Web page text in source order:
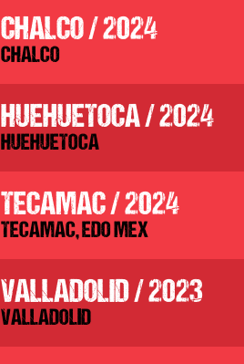
CHALCO / 2024
CHALCO
HUEHUETOCA / 2024
HUEHUETOCA
TECAMAC / 2024
TECAMAC, EDO MEX
VALLADOLID / 2023
VALLADOLID